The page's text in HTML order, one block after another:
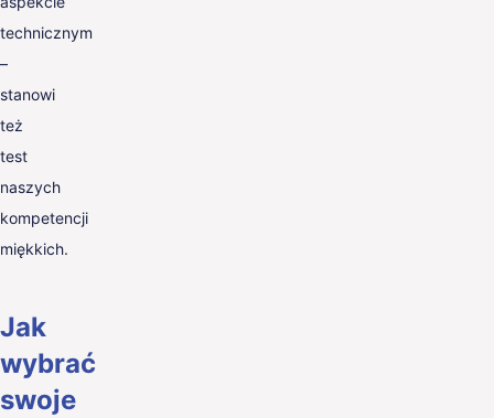
technicznym
–
stanowi
też
test
naszych
kompetencji
miękkich.
Jak
wybrać
swoje